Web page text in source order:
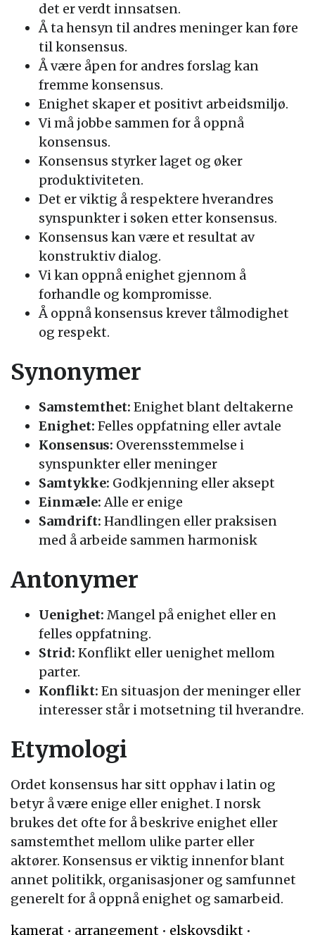
det er verdt innsatsen.
Å ta hensyn til andres meninger kan føre
til konsensus.
Å være åpen for andres forslag kan
fremme konsensus.
Enighet skaper et positivt arbeidsmiljø.
Vi må jobbe sammen for å oppnå
konsensus.
Konsensus styrker laget og øker
produktiviteten.
Det er viktig å respektere hverandres
synspunkter i søken etter konsensus.
Konsensus kan være et resultat av
konstruktiv dialog.
Vi kan oppnå enighet gjennom å
forhandle og kompromisse.
Å oppnå konsensus krever tålmodighet
og respekt.
Synonymer
Samstemthet: Enighet blant deltakerne
Enighet: Felles oppfatning eller avtale
Konsensus: Overensstemmelse i
synspunkter eller meninger
Samtykke: Godkjenning eller aksept
Einmæle:Alle er enige
Samdrift: Handlingen eller praksisen
med å arbeide sammen harmonisk
Antonymer
Uenighet: Mangel på enighet eller en
felles oppfatning.
Strid: Konflikt eller uenighet mellom
parter.
Konflikt: En situasjon der meninger eller
interesser står i motsetning til hverandre.
Etymologi
Ordet konsensus har sitt opphav i latin og
betyr å være enige eller enighet. I norsk
brukes det ofte for å beskrive enighet eller
samstemthet mellom ulike parter eller
aktører. Konsensus er viktig innenfor blant
annet politikk, organisasjoner og samfunnet
generelt for å oppnå enighet og samarbeid.
kamerat • arrangement • elskovsdikt •